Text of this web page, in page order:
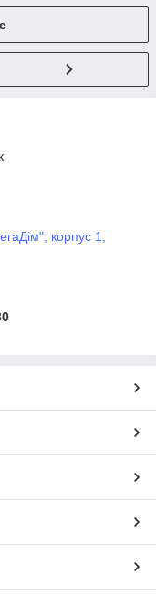
корпус 1,